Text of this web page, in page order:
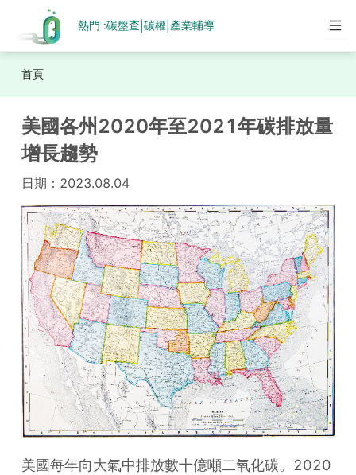
熱門 :碳盤查 碳權| 產業輔導
首頁
美國各州2020年至2021年碳排放量
增長趨勢
日期： 2023.08.04
美國每年向大氣中排放數十億噸二氧化碳。2020